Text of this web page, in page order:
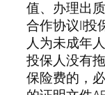
值、办理出
合作协议||投
人为未成年
投保人没有
保险费的，